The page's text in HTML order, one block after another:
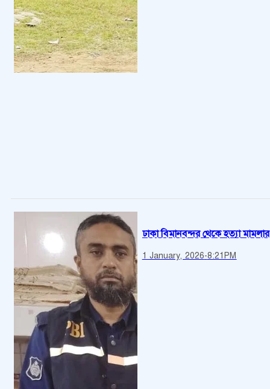
ঢাকা বিমানবন্দর থেকে হত্যা মামলার
1 January, 2026-8:21PM